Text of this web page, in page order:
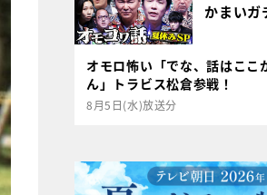
かまいガ
オモロ怖い「でな、話はここ
ん」トラビス松倉参戦！
8月5日(水)放送分